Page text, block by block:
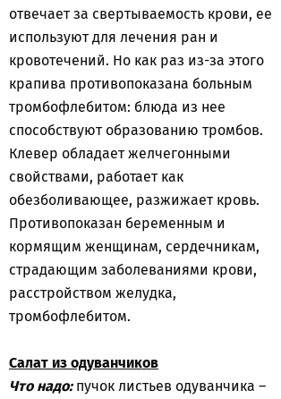
отвечает за свертываемость крови, ее
используют для лечения ран и
кровотечений. Но как раз из-за этого
крапива противопоказана больным
тромбофлебитом: блюда из нее
способствуют образованию тромбов.
Клевер обладает желчегонными
свойствами, работает как
обезболивающее, разжижает кровь.
Противопоказан беременным и
кормящим женщинам, сердечникам,
страдающим заболеваниями крови,
расстройством желудка,
тромбофлебитом.
Салат из одуванчиков
Что надо:пучок листьев одуванчика –